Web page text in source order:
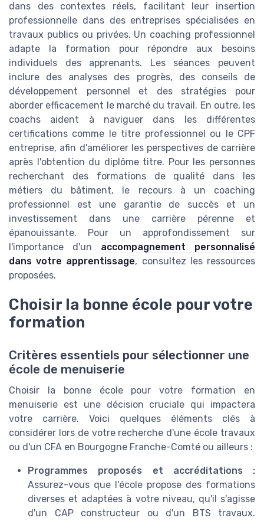
dans des contextes réels, facilitant leur insertion
professionnelle dans des entreprises spécialisées en
travaux publics ou privées. Un coaching professionnel
adapte la formation pour répondre aux besoins
individuels des apprenants. Les séances peuvent
inclure des analyses des progrès, des conseils de
développement personnel et des stratégies pour
aborder efficacement le marché du travail. En outre, les
coachs aident à naviguer dans les différentes
certifications comme le titre professionnel ou le CPF
entreprise, afin d'améliorer les perspectives de carrière
après l'obtention du diplôme titre. Pour les personnes
recherchant des formations de qualité dans les
métiers du bâtiment, le recours à un coaching
professionnel est une garantie de succès et un
investissement dans une carrière pérenne et
épanouissante. Pour un approfondissement sur
l'importance d'un accompagnement personnalisé
dans votre apprentissage, consultez les ressources
proposées.
Choisir la bonne école pour votre
formation
Critères essentiels pour sélectionner une
école de menuiserie
Choisir la bonne école pour votre formation en
menuiserie est une décision cruciale qui impactera
votre carrière. Voici quelques éléments clés à
considérer lors de votre recherche d'une école travaux
ou d'un CFA en Bourgogne Franche-Comté ou ailleurs :
Programmes proposés et accréditations :
Assurez-vous que l'école propose des formations
diverses et adaptées à votre niveau, qu'il s'agisse
d'un CAP constructeur ou d'un BTS travaux.